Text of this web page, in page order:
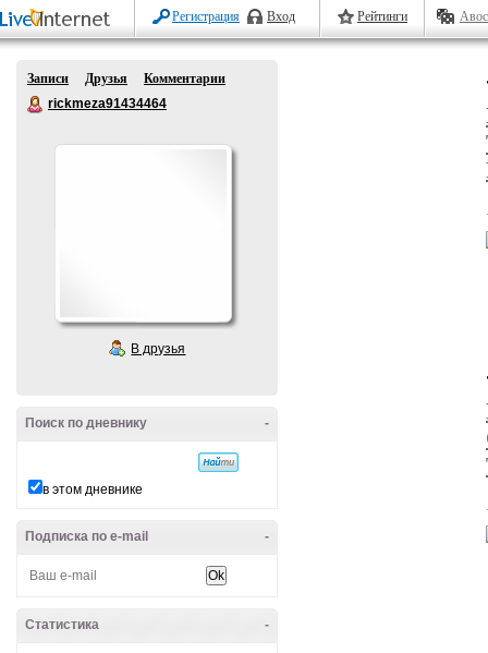
Регистрация Вход Рейтинги
Записи Друзья
Комментарии
rickmeza91434464
В друзья
-
Поиск по дневнику
в этом дневнике
-
Подписка по e-mail
-
Статистика